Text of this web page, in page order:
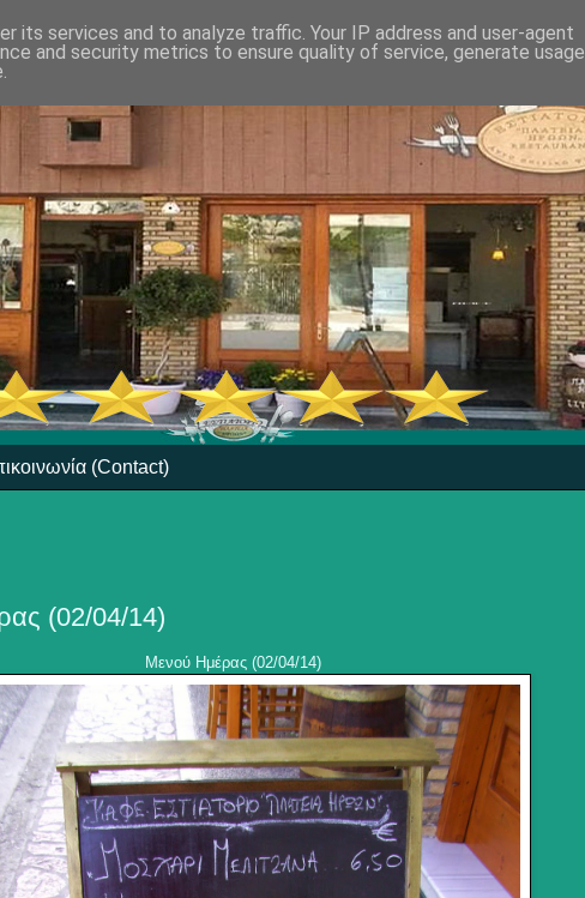
(Contact)
(02/04/14)
Μενού Ημέρας (02/04/14)
its services and to analyze traffic. Your IP address and user-agent
and security metrics to ensure quality of service, generate usage